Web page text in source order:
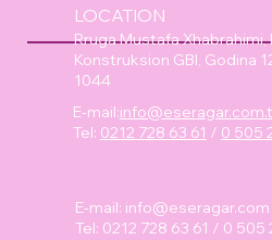
E-mail: info@eseragar.com
Tel: 0212 728 63 61 / 0 505
LOCATION
Rruga Mustafa
Konstruksion GBI, Godina
1044
E-mail:
Tel: 0212 728 63 61 / 0 505